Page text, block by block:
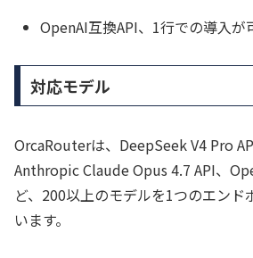
OpenAI互換API、1行での導入が
対応モデル
OrcaRouterは、DeepSeek V4 Pro
Anthropic Claude Opus 4.7 API、
ど、200以上のモデルを1つのエンド
います。